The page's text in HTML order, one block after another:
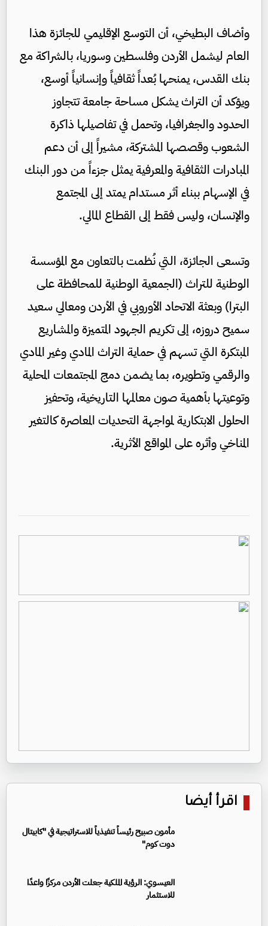
وأضاف البطيخي، أن التوسع الإقليمي للجائزة هذا
العام ليشمل الأردن وفلسطين وسوريا، بالشراكة مع
بنك القدس، يمنحها بُعداً ثقافياً وإنسانياً أوسع،
ويؤكد أن التراث يشكل مساحة جامعة تتجاوز
الحدود والجغرافيا، وتحمل في تفاصيلها ذاكرة
الشعوب وقصصها المشتركة، مشيراً إلى أن دعم
المبادرات الثقافية والمعرفية يمثل جزءاً من دور البنك
في الإسهام ببناء أثر مستدام يمتد إلى المجتمع
والإنسان، وليس فقط إلى القطاع المالي.
وتسعى الجائزة، التي نُظمت بالتعاون مع المؤسسة
الوطنية للتراث (الجمعية الوطنية للمحافظة على
البترا) وبعثة الاتحاد الأوروبي في الأردن ومعالي سعيد
سميح دروزه، إلى تكريم الجهود المتميزة والمشاريع
المبتكرة التي تسهم في حماية التراث المادي وغير المادي
والرقمي وتطويره، بما يضمن دمج المجتمعات المحلية
وتوعيتها بأهمية صون معالمها التاريخية، وتحفيز
الحلول الابتكارية لمواجهة التحديات المعاصرة كالتغير
المناخي وأثره على المواقع الأثرية.
اقرأ أيضا
مأمون صبيح رئيساً تنفيذياً للاستراتيجية في "كابيتال
دوت كوم"
العيسوي: الرؤية الملكية جعلت الأردن مركزًا واعدًا
للاستثمار